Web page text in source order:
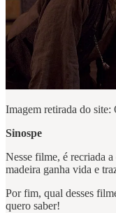
Imagem retirada do site:
Sinospe
Nesse filme, é recriada
madeira ganha vida e
Por fim, qual desses
quero saber!